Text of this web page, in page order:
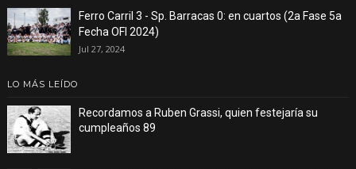
Ferro Carril 3 - Sp. Barracas 0: en cuartos (2a Fase 5a
Fecha OFI 2024)
Jul 27, 2024
LO MÁS LEÍDO
Recordamos a Ruben Grassi, quien festejaría su
cumpleaños 89